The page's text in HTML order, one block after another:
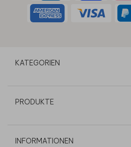
KATEGORIEN
PRODUKTE
INFORMATIONEN